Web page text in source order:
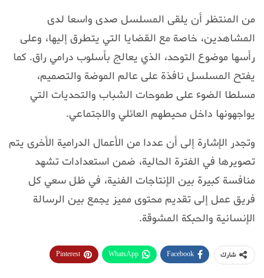
من المنتظر أن يلقى المسلسل صدى واسعا لدى
المشاهدين، خاصة مع القضايا التي يتطرق إليها، وعلى
رأسها موضوع التوحد، الذي يعالج بأسلوب درامي راق. كما
يفتح المسلسل نافذة على عالم الموضة والتصميم،
مسلطا الضوء على طموحات الشباب والتحديات التي
يواجهونها داخل محيطهم العائلي والاجتماعي.
وتجدر الإشارة إلى أن عددا من الأعمال الدرامية الأخرى يتم
تصويرها في الفترة الحالية، ضمن استعدادات تشهد
منافسة كبيرة بين الإنتاجات الفنية، في ظل سعي كل
فريق عمل إلى تقديم محتوى مميز يجمع بين الرسالة
الإنسانية والحبكة المشوقة.
شارك Facebook
WhatsApp
Pinterest